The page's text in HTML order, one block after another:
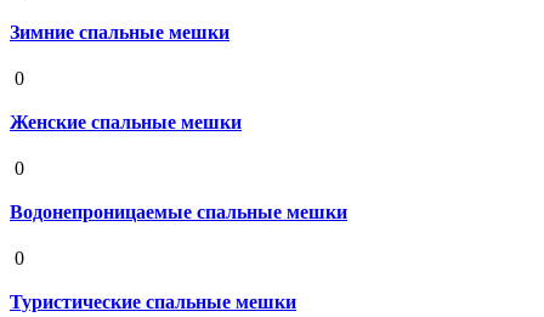
Зимние спальные мешки
0
Женские спальные мешки
0
Водонепроницаемые спальные мешки
0
Туристические спальные мешки